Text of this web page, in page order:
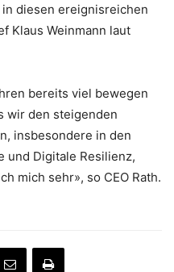
diesen ereignisreichen
Klaus Weinmann laut
bereits viel bewegen
wir den steigenden
insbesondere in den
und Digitale Resilienz,
mich sehr», so CEO Rath.